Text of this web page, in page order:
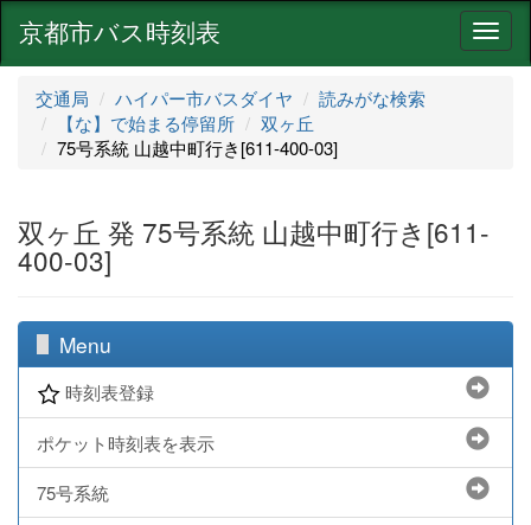
ナ
ビ
京都市バス時刻表
交通局 ハイパー市バスダイヤ
読みがな検索
【な】で始まる停留所
双ヶ丘
75号系統 山越中町行き[611-400-03]
双ヶ丘 発 75号系統 山越中町行き[611-
400-03]
Menu
時刻表登録
ポケット時刻表を表示
75号系統